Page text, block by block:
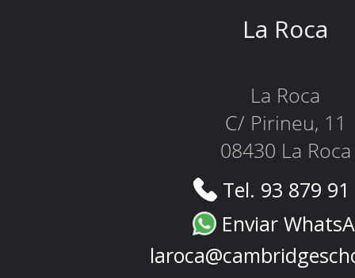
La Roca
La Roca
C/ Pirineu, 11
08430 La Roca
Tel. 93 879
Enviar